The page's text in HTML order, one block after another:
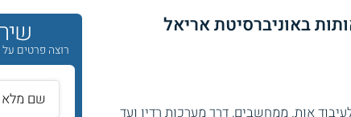
באוניברסיטת אריאל
אות. ממחשבים, דרך מערכות רדיו ועד
רוצה פרטים